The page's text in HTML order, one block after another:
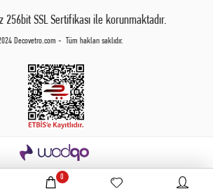
256bit SSL Sertifikası ile korunmaktadır.
Decovetro.com - Tüm hakları saklıdır.
0